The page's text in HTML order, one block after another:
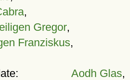
,
Gregor,
Franziskus,
Aodh Glas,